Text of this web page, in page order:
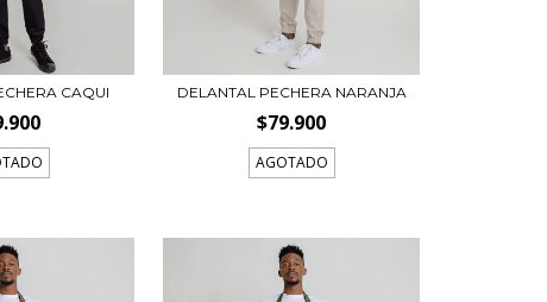
CAQUI DELANTAL PECHERA NARANJA
$79.900
AGOTADO